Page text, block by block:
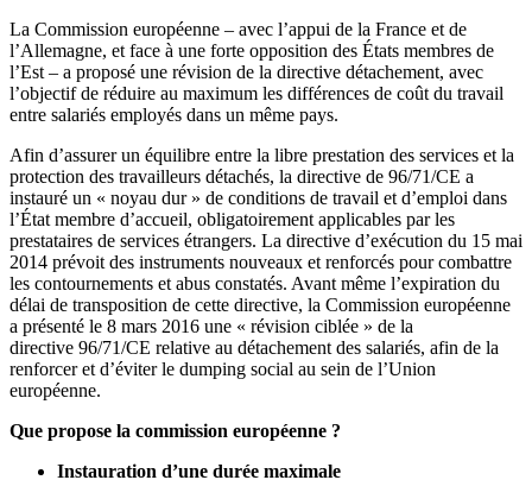
La Commission européenne – avec l’appui de la France et de
l’Allemagne, et face à une forte opposition des États membres de
l’Est – a proposé une révision de la directive détachement, avec
l’objectif de réduire au maximum les différences de coût du travail
entre salariés employés dans un même pays.
Afin d’assurer un équilibre entre la libre prestation des services et la
protection des travailleurs détachés, la directive de 96/71/CE a
instauré un « noyau dur » de conditions de travail et d’emploi dans
l’État membre d’accueil, obligatoirement applicables par les
prestataires de services étrangers. La directive d’exécution du 15 mai
2014 prévoit des instruments nouveaux et renforcés pour combattre
les contournements et abus constatés. Avant même l’expiration du
délai de transposition de cette directive, la Commission européenne
a présenté le 8 mars 2016 une « révision ciblée » de la
directive 96/71/CE relative au détachement des salariés, afin de la
renforcer et d’éviter le dumping social au sein de l’Union
européenne.
Que propose la commission européenne ?
Instauration d’une durée maximale